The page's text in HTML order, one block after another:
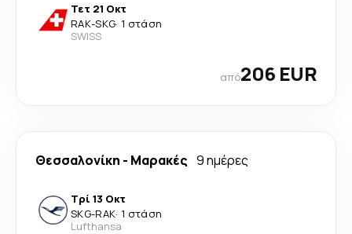
Τετ 21 Οκτ
RAK-SKG· 1 στάση
SWISS
από206 EUR
Θεσσαλονίκη - Μαρακές 9 ημέρες
Τρί 13 Οκτ
SKG-RAK· 1 στάση
Lufthansa